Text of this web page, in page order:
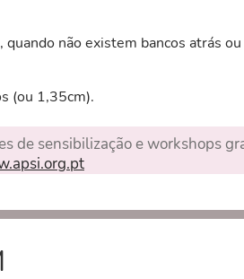
quando não existem bancos atrás
(ou 1,35cm).
de sensibilização e workshops